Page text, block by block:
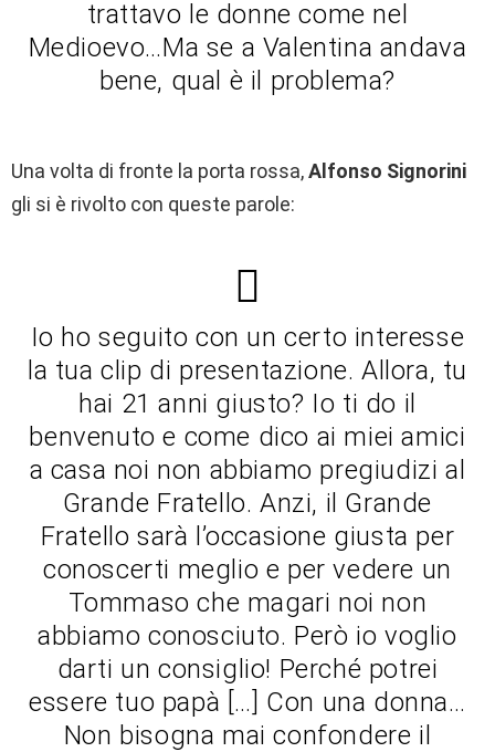
trattavo le donne come nel
Medioevo…Ma se a Valentina andava
bene, qual è il problema?
Una volta di fronte la porta rossa,Alfonso Signorini
gli si è rivolto con queste parole:
Io ho seguito con un certo interesse
la tua clip di presentazione. Allora, tu
hai 21 anni giusto? Io ti do il
benvenuto e come dico ai miei amici
a casa noi non abbiamo pregiudizi al
Grande Fratello. Anzi, il Grande
Fratello sarà l’occasione giusta per
conoscerti meglio e per vedere un
Tommaso che magari noi non
abbiamo conosciuto. Però io voglio
darti un consiglio! Perché potrei
essere tuo papà […] Con una donna…
Non bisogna mai confondere il